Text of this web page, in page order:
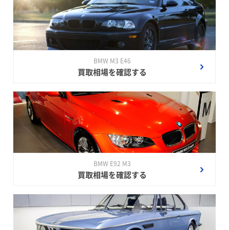
BMW M3 E46
買取相場を確認する
BMW E92 M3
買取相場を確認する